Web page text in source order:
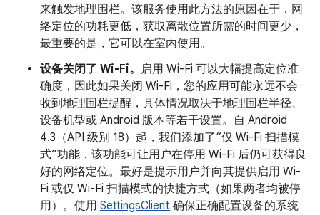
来触发地理围栏。该服务使用此方法的原因在于，网
络定位的功耗更低，获取离散位置所需的时间更少，
最重要的是，它可以在室内使用。
设备关闭了 Wi-Fi。 启用 Wi-Fi 可以大幅提高定位准
确度，因此如果关闭 Wi-Fi，您的应用可能永远不会
收到地理围栏提醒，具体情况取决于地理围栏半径、
设备机型或 Android 版本等若干设置。自 Android
4.3（API 级别 18）起，我们添加了“仅 Wi-Fi 扫描模
式”功能，该功能可让用户在停用 Wi-Fi 后仍可获得良
好的网络定位。最好是提示用户并向其提供启用 Wi-
Fi 或仅 Wi-Fi 扫描模式的快捷方式（如果两者均被停
用）。使用 SettingsClient 确保正确配置设备的系统